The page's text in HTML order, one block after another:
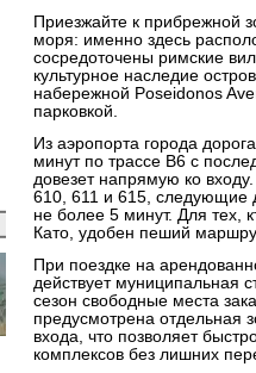
Приезжайте к прибрежной
моря: именно здесь
сосредоточены римские
культурное наследие
набережной Poseidonos
парковкой.
Из аэропорта города
минут по трассе B6 с
довезет напрямую ко
610, 611 и 615, следующие
не более 5 минут. Для тех,
Като, удобен пеший
При поездке на
действует муниципальная
сезон свободные места
предусмотрена отдельная
входа, что позволяет
комплексов без лишних